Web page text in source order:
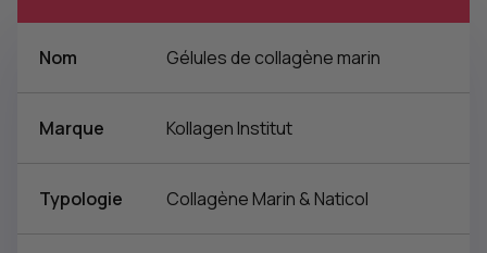
Nom Gélules de collagène marin
Marque Kollagen Institut
Typologie Collagène Marin & Naticol